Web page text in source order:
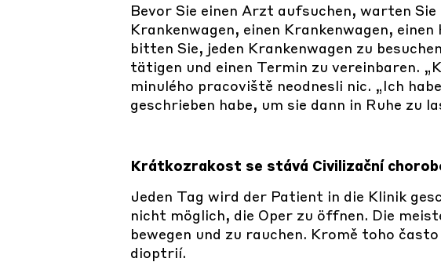
Bevor Sie einen Arzt aufsuchen, warten
Krankenwagen, einen Krankenwagen,
bitten Sie, jeden Krankenwagen zu
tätigen und einen Termin zu vereinbaren.
minulého pracoviště neodnesli nic. „Ich
geschrieben habe, um sie dann in Ruhe zu
Krátkozrakost se stává Civilizační
Jeden Tag wird der Patient in die Klinik
nicht möglich, die Oper zu öffnen. Die
bewegen und zu rauchen. Kromě toho
dioptrií.